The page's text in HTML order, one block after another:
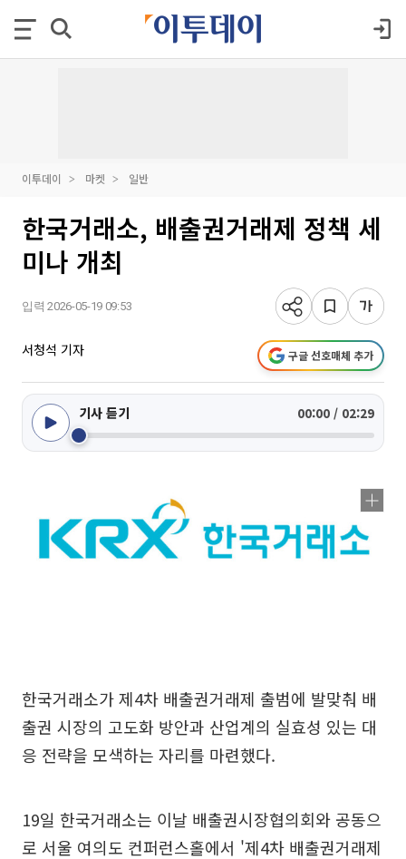
이투데이 마켓 일반
한국거래소, 배출권거래제 정책 세
미나 개최
입력 2026-05-19 09:53
서청석 기자 구글 선호매체 추가
기사 듣기 00:00 / 02:29
한국거래소가 제4차 배출권거래제 출범에 발맞춰 배
출권 시장의 고도화 방안과 산업계의 실효성 있는 대
응 전략을 모색하는 자리를 마련했다.
19일 한국거래소는 이날 배출권시장협의회와 공동으
로 서울 여의도 컨퍼런스홀에서 '제4차 배출권거래제